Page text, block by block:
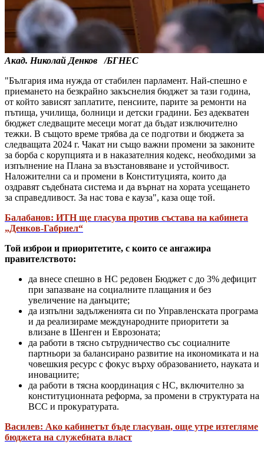
Акад. Николай Денков /БГНЕС
"България има нужда от стабилен парламент. Най-спешно е
приемането на безкрайно закъснелия бюджет за тази година,
от който зависят заплатите, пенсиите, парите за ремонти на
пътища, училища, болници и детски градини. Без адекватен
бюджет следващите месеци могат да бъдат изключително
тежки. В същото време трябва да се подготви и бюджета за
следващата 2024 г. Чакат ни също важни промени за законите
за борба с корупцията и в наказателния кодекс, необходими за
изпълнение на Плана за възстановяване и устойчивост.
Наложителни са и промени в Конституцията, които да
оздравят съдебната система и да върнат на хората усещането
за справедливост. За нас това е кауза", каза още той.
Балабанов: ИТН ще гласува против състава на кабинета
„Денков-Габриел“
Той изброи и приоритетите, с които се ангажира
правителството:
да внесе спешно в НС редовен Бюджет с до 3% дефицит
при запазване на социалните плащания и без
увеличение на данъците;
да изпълни задълженията си по Управленската програма
и да реализираме международните приоритети за
влизане в Шенген и Еврозоната;
да работи в тясно сътрудничество със социалните
партньори за балансирано развитие на икономиката и на
човешкия ресурс с фокус върху образованието, науката и
иновациите;
да работи в тясна координация с НС, включително за
конституционната реформа, за промени в структурата на
ВСС и прокуратурата.
Василев: Ако кабинетът бъде гласуван, още утре изтегляме
бюджета на служебната власт